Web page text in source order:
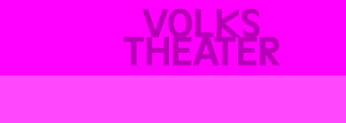
VOLKSTHEATER
WIEN